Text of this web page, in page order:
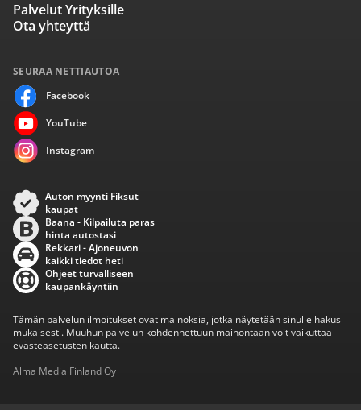
SEURAA NETTIAUTOA
Facebook
YouTube
Instagram
Palvelut Yrityksille
Ota yhteyttä
Auton myynti Fiksut
kaupat
Baana - Kilpailuta paras
hinta autostasi
Rekkari - Ajoneuvon
kaikki tiedot heti
Ohjeet turvalliseen
kaupankäyntiin
Tämän palvelun ilmoitukset ovat mainoksia, jotka näytetään sinulle hakusi
mukaisesti. Muuhun palvelun kohdennettuun mainontaan voit vaikuttaa
evästeasetusten kautta.
Alma Media Finland Oy